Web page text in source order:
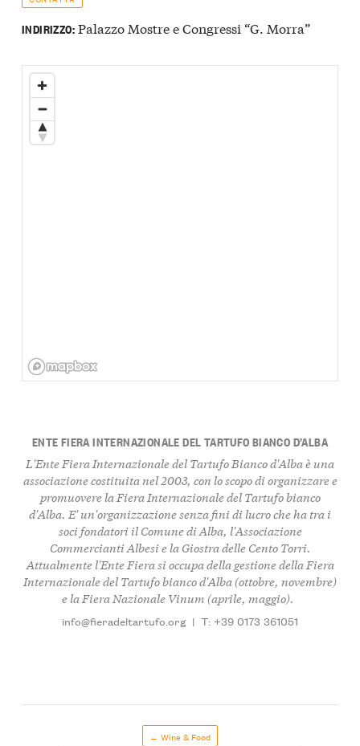
INDIRIZZO:Palazzo Mostre e Congressi “G. Morra”
ENTE FIERA INTERNAZIONALE DEL TARTUFO BIANCO D’ALBA
L'Ente Fiera Internazionale del Tartufo Bianco d'Alba è una
associazione costituita nel 2003, con lo scopo di organizzare e
promuovere la Fiera Internazionale del Tartufo bianco
d'Alba. E' un'organizzazione senza fini di lucro che ha tra i
soci fondatori il Comune di Alba, l'Associazione
Commercianti Albesi e la Giostra delle Cento Torri.
Attualmente l'Ente Fiera si occupa della gestione della Fiera
Internazionale del Tartufo bianco d'Alba (ottobre, novembre)
e la Fiera Nazionale Vinum (aprile, maggio).
info@fieradeltartufo.org | T: +39 0173 361051
← Wine & Food